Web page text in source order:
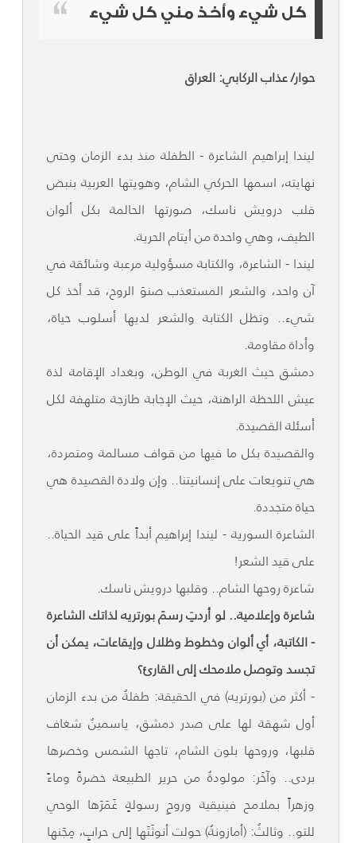
كل شيء وأخذ مني كل شيء
حوار/ عذاب الركابي: العراق
ليندا إبراهيم الشاعرة - الطفلة منذ بدء الزمان وحتى
نهايته، اسمها الحركي الشام، وهويتها العربية بنبض
قلب درويش ناسك، صورتها الحالمة بكل ألوان
الطيف، وهي واحدة من أيتام الحرية.
ليندا - الشاعرة، والكتابة مسؤولية مرعبة وشائقة في
آن واحد، والشعر المستعذب صنوَ الروح، قد أخذ كل
شيء.. وتظل الكتابة والشعر لديها أسلوب حياة،
وأداة مقاومة.
دمشق حيث الغربة في الوطن، وبغداد الإقامة لذة
عيش اللحظة الراهنة، حيث الإجابة طازجة متلهفة لكل
أسئلة القصيدة.
والقصيدة بكل ما فيها من قواف مسالمة ومتمردة،
هي تنويعات على إنسانيتنا.. وإن ولادة القصيدة هي
حياة متجددة.
الشاعرة السورية - ليندا إبراهيم أبداً على قيد الحياة..
على قيد الشعر!
شاعرة روحها الشام.. وقلبها درويش ناسك.
شاعرة وإعلامية.. لو أردتِ رسمَ بورتريه لذاتك الشاعرة
- الكاتبة، أي ألوان وخطوط وظلال وإيقاعات، يمكن أن
تجسد وتوصل ملامحك إلى القارئ؟
- أكثر من (بورتريه) في الحقيقة: طفلةٌ من بدء الزمان
أول شهقة لها على صدر دمشق، ياسمينٌ شغاف
قلبها، وروحها بلون الشام، تاجها الشمس وخصرها
بردى.. وآخَر: مولودةٌ من حرير الطبيعة خضرةً وماءً
وزهراً بملامح فينيقية وروحِ رسولةٍ غَمَرَها الوحي
للتو.. وثالثٌ: (أمازونةٌ) حولت أنوثَتَها إلى حرابٍ، مِجَنها